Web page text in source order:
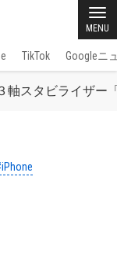
MENU
TikTok Googleニ
軸スタビライザー